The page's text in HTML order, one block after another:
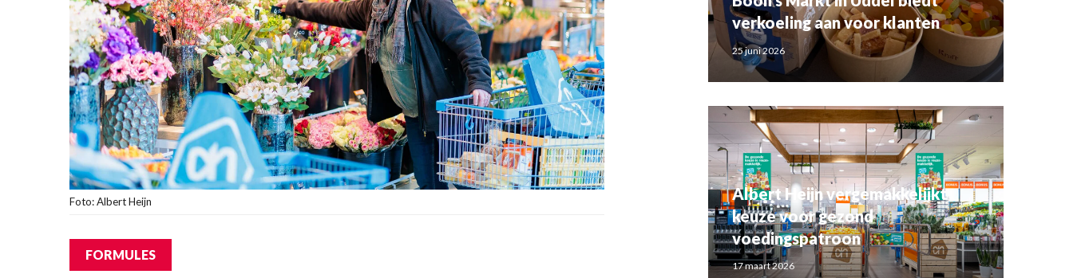
Foto: Albert Heijn
FORMULES
verkoeling aan voor klanten
25 juni 2026
Albert Heijn vergemakkelijkt
keuze voor gezond
voedingspatroon
17 maart 2026